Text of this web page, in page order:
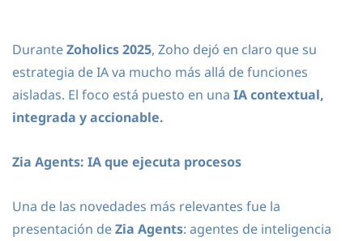
DuranteZoholics 2025, Zoho dejó en claro que su
estrategia de IA va mucho más allá de funciones
aisladas. El foco está puesto en una IA contextual,
integrada y accionable.
Zia Agents: IA que ejecuta procesos
Una de las novedades más relevantes fue la
presentación deZia Agents: agentes de inteligencia